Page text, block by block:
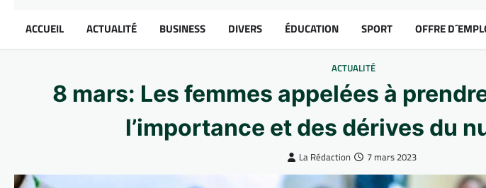
ACCUEIL ACTUALITÉ BUSINESS DIVERS ÉDUCATION SPORT OFFRE
ACTUALITÉ
8 mars: Les femmes appelées à
l’importance et des dérives du
La Rédaction 7 mars 2023